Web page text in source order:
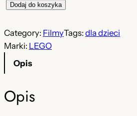
o
ś
l
Dodaj do koszyka
Category: FilmyTags: dla dzieci
Marki: LEGO
Opis
Opis